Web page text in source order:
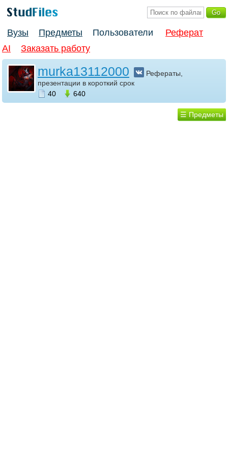
Вузы Предметы Пользователи
Реферат
AI
Заказать работу
murka13112000
Рефераты,
презентации в короткий срок
40
640
☰ Предметы